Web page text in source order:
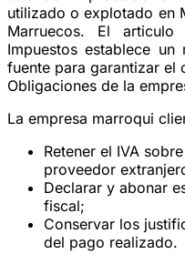
utilizado o explotado en
Marruecos. El
Impuestos establece
fuente para garantizar el
Obligaciones de la
La empresa marroqui
Retener el IVA
proveedor
Declarar y abonar
fiscal;
Conservar los
del pago realizado.